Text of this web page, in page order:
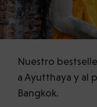
Nuestro
a Ayutthaya y al
Bangkok.